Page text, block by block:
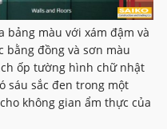
bảng màu với xám đậm và
bằng đồng và sơn màu
ốp tường hình chữ nhật
sáu sắc đen trong một
không gian ẩm thực của